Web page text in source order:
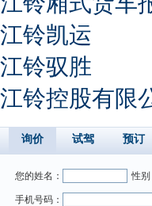
江铃凯运
江铃驭胜
江铃控股有限
询价 试驾 预订
您的姓名： 性别
手机号码：